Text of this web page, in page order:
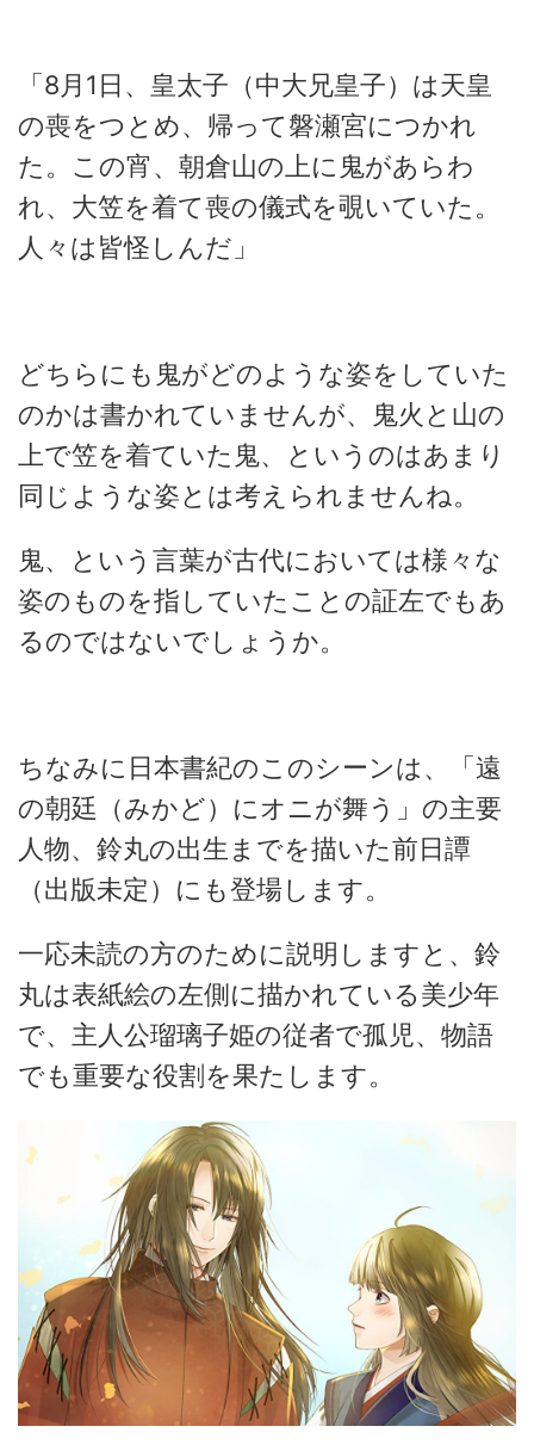
「8月1日、皇太子（中大兄皇子）は天皇
の喪をつとめ、帰って磐瀬宮につかれ
た。この宵、朝倉山の上に鬼があらわ
れ、大笠を着て喪の儀式を覗いていた。
人々は皆怪しんだ」
どちらにも鬼がどのような姿をしていた
のかは書かれていませんが、鬼火と山の
上で笠を着ていた鬼、というのはあまり
同じような姿とは考えられませんね。
鬼、という言葉が古代においては様々な
姿のものを指していたことの証左でもあ
るのではないでしょうか。
ちなみに日本書紀のこのシーンは、「遠
の朝廷（みかど）にオニが舞う」の主要
人物、鈴丸の出生までを描いた前日譚
（出版未定）にも登場します。
一応未読の方のために説明しますと、鈴
丸は表紙絵の左側に描かれている美少年
で、主人公瑠璃子姫の従者で孤児、物語
でも重要な役割を果たします。